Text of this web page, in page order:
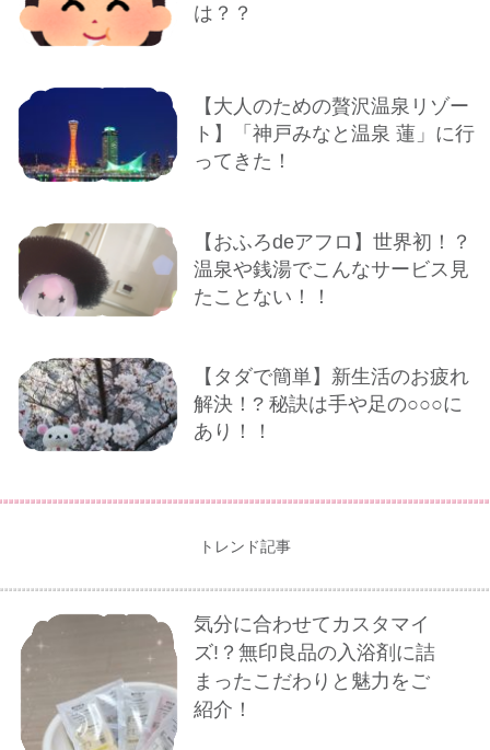
は？？
【大人のための贅沢温泉リゾー
ト】「神戸みなと温泉 蓮」に行
ってきた！
【おふろdeアフロ】世界初！？
温泉や銭湯でこんなサービス見
たことない！！
【タダで簡単】新生活のお疲れ
解決！? 秘訣は手や足の○○○に
あり！！
トレンド記事
気分に合わせてカスタマイ
ズ!？無印良品の入浴剤に詰
まったこだわりと魅力をご
紹介！